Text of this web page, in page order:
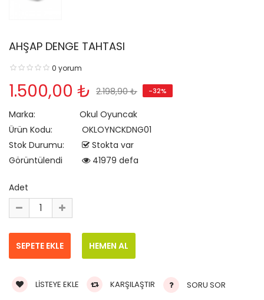
AHŞAP DENGE TAHTASI
0 yorum
1.500,00 ₺ 2.198,90 ₺ -32%
Marka:
Okul Oyuncak
Ürün Kodu:
OKLOYNCKDNG01
Stok Durumu:
Stokta var
Görüntülendi
41979 defa
Adet
LISTEYE EKLE KARŞILAŞTIR SORU SOR